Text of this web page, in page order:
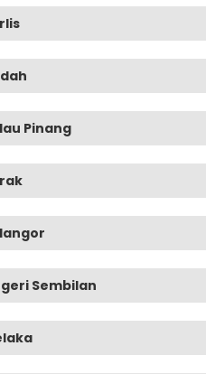
Pinang
Sembilan